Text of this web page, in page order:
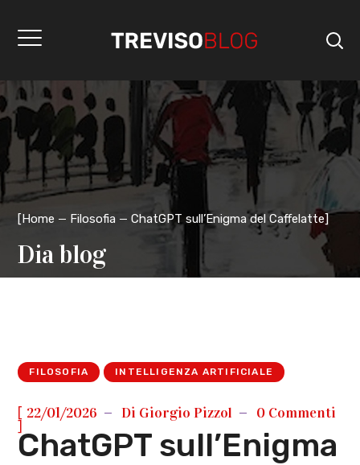
[Home Filosofia ChatGPT sull’Enigma del Caffelatte]
Dia blog
FILOSOFIA INTELLIGENZA ARTIFICIALE
[ 22/01/2026 Di Giorgio Pizzol 0 Commenti
]
ChatGPT sull’Enigma